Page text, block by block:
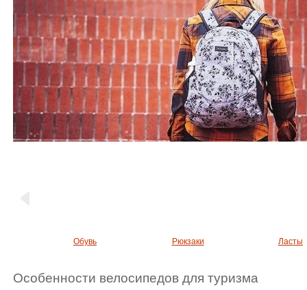
Обувь Рюкзаки Ласты
Особенности велосипедов для туризма